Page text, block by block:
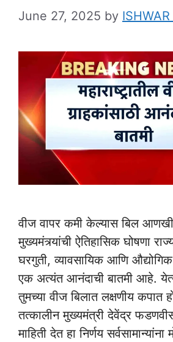
June 27, 2025 by
वीज वापर कमी केल्यास बिल
मुख्यमंत्र्यांची ऐतिहासिक घोषणा
घरगुती, व्यावसायिक आणि
एक अत्यंत आनंदाची बातमी आहे.
तुमच्या वीज बिलात लक्षणीय कपात
तत्कालीन मुख्यमंत्री देवेंद्र फडणवीस
माहिती देत हा निर्णय सर्वसामान्यांना